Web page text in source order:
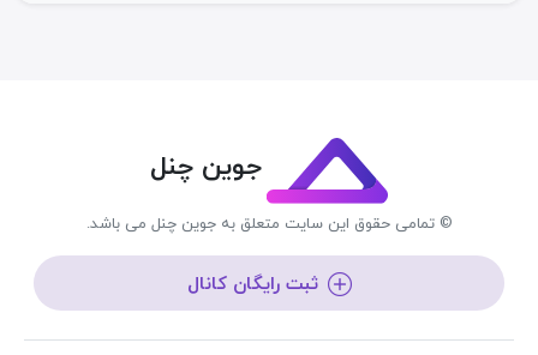
جوین چنل
© تمامی حقوق این سایت متعلق به جوین چنل می باشد.
ثبت رایگان کانال